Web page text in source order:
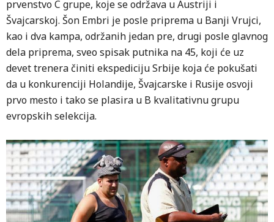
prvenstvo C grupe, koje se održava u Austriji i
Švajcarskoj. Šon Embri je posle priprema u Banji Vrujci,
kao i dva kampa, održanih jedan pre, drugi posle glavnog
dela priprema, sveo spisak putnika na 45, koji će uz
devet trenera činiti ekspediciju Srbije koja će pokušati
da u konkurenciji Holandije, Švajcarske i Rusije osvoji
prvo mesto i tako se plasira u B kvalitativnu grupu
evropskih selekcija.